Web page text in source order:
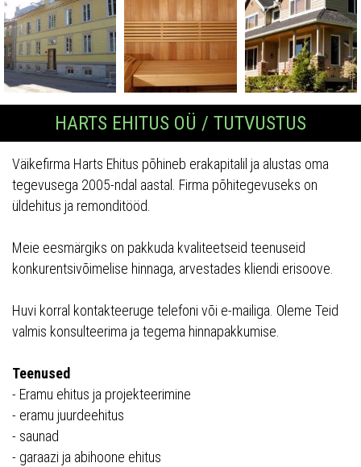
HARTS EHITUS OÜ / TUTVUSTUS
Väikefirma Harts Ehitus põhineb erakapitalil ja alustas oma
tegevusega 2005-ndal aastal. Firma põhitegevuseks on
üldehitus ja remonditööd.
Meie eesmärgiks on pakkuda kvaliteetseid teenuseid
konkurentsivõimelise hinnaga, arvestades kliendi erisoove.
Huvi korral kontakteeruge telefoni või e-mailiga. Oleme Teid
valmis konsulteerima ja tegema hinnapakkumise.
Teenused
- Eramu ehitus ja projekteerimine
- eramu juurdeehitus
- saunad
- garaazi ja abihoone ehitus